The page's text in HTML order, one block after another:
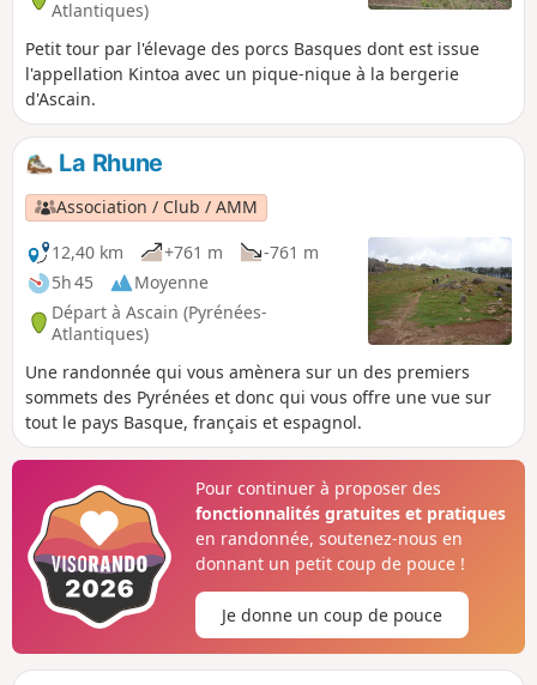
Atlantiques)
Petit tour par l'élevage des porcs Basques dont est issue
l'appellation Kintoa avec un pique-nique à la bergerie
d'Ascain.
La Rhune
Association / Club / AMM
12,40 km
+761 m
-761 m
5h 45
Moyenne
Départ à Ascain (Pyrénées-
Atlantiques)
Une randonnée qui vous amènera sur un des premiers
sommets des Pyrénées et donc qui vous offre une vue sur
tout le pays Basque, français et espagnol.
Pour continuer à proposer des
fonctionnalités gratuites et pratiques
en randonnée, soutenez-nous en
donnant un petit coup de pouce !
Je donne un coup de pouce